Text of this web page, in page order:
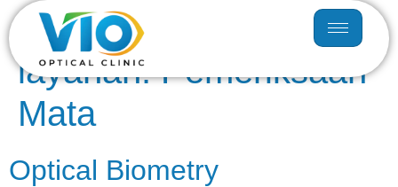
kategori artikel
layanan:Pemeriksaan
Mata
Optical Biometry